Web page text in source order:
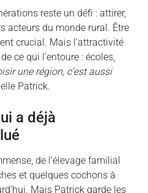
reste un défi : attirer,
acteurs du monde rural. Être
crucial. Mais l’attractivité
ce qui l’entoure : écoles,
une région, c’est aussi
Patrick.
de l’élevage familial
et quelques cochons à
Mais Patrick garde les